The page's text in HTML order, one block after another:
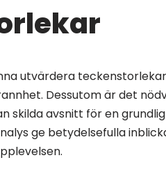
utvärdera
Dessutom är det
skilda avsnitt för en
ge betydelsefulla